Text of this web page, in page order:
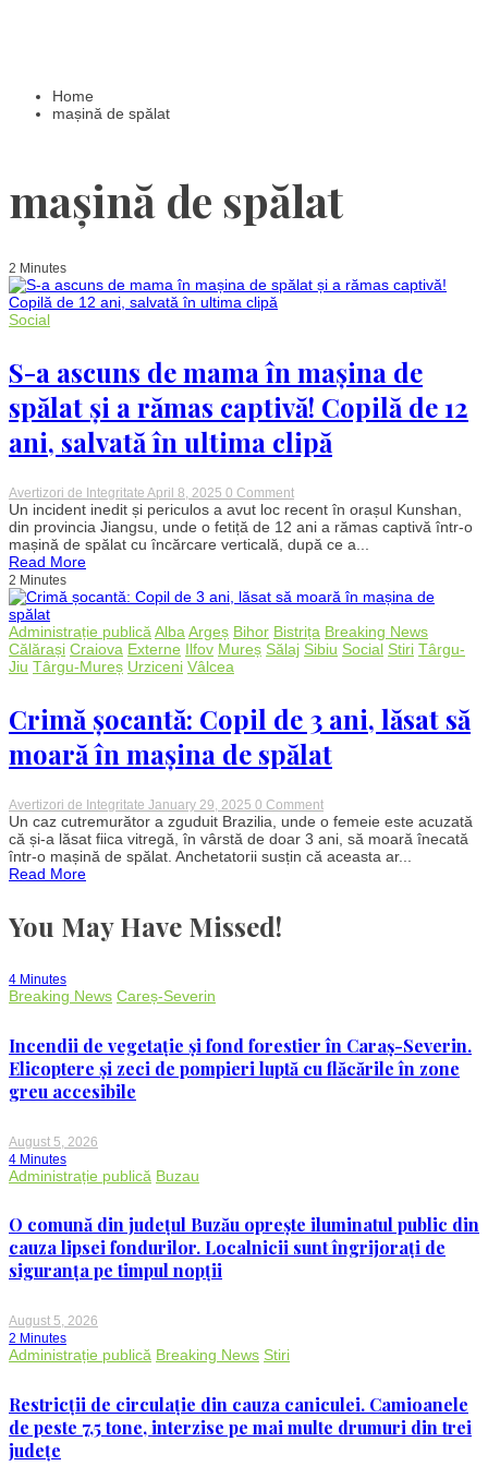
Home
mașină de spălat
mașină de spălat
2 Minutes
Social
S-a ascuns de mama în mașina de
spălat și a rămas captivă! Copilă de 12
ani, salvată în ultima clipă
Avertizori de Integritate April 8, 2025 0 Commenton
S-
a
ascuns
de
mașina
spălat
și
a
de
12
ani,
salvată
ultima
clipă
Un incident inedit și periculos a avut loc recent în orașul Kunshan,
din provincia Jiangsu, unde o fetiță de 12 ani a rămas captivă într-o
mașină de spălat cu încărcare verticală, după ce a...
Read More
2 Minutes
Administrație publicăAlbaArgeș Bihor Bistrița Breaking News
Călărași Craiova Externe Ilfov Mureș Sălaj Sibiu Social Stiri Târgu-
Jiu Târgu-Mureș Urziceni Vâlcea
Crimă șocantă: Copil de 3 ani, lăsat să
moară în mașina de spălat
Avertizori de Integritate January 29, 2025 0 Commenton
Crimă
șocantă:
Copil
de
Un caz cutremurător a zguduit Brazilia, unde o femeie este acuzată
că și-a lăsat fiica vitregă, în vârstă de doar 3 ani, să moară înecată
într-o mașină de spălat. Anchetatorii susțin că aceasta ar...
Read More
You May Have Missed!
4 Minutes
Breaking News Careș-Severin
Incendii de vegetație și fond forestier în Caraș-Severin.
Elicoptere și zeci de pompieri luptă cu flăcările în zone
greu accesibile
August 5, 2026
4 Minutes
Administrație publică Buzau
O comună din județul Buzău oprește iluminatul public din
cauza lipsei fondurilor. Localnicii sunt îngrijorați de
siguranța pe timpul nopții
August 5, 2026
2 Minutes
Administrație publică Breaking News Stiri
Restricții de circulație din cauza caniculei. Camioanele
de peste 7,5 tone, interzise pe mai multe drumuri din trei
județe